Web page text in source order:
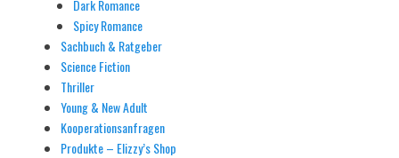
Dark Romance
Spicy Romance
Sachbuch & Ratgeber
Science Fiction
Thriller
Young & New Adult
Kooperationsanfragen
Produkte – Elizzy’s Shop